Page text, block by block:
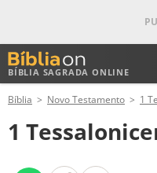
BÍBLIA SAGRADA ONLINE
ANTIGO TESTAMENTO
NOVO TESTAMENTO
Bíblia Novo Testamento 1
1